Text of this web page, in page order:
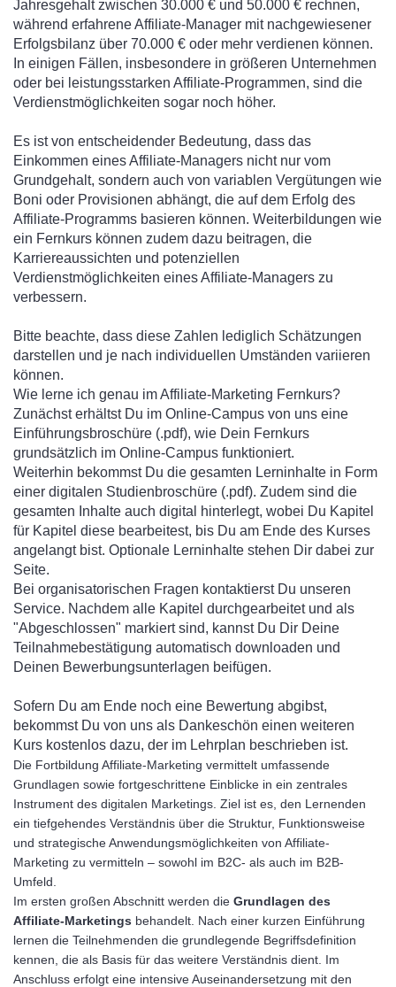
Jahresgehalt zwischen 30.000 € und 50.000 € rechnen,
während erfahrene Affiliate-Manager mit nachgewiesener
Erfolgsbilanz über 70.000 € oder mehr verdienen können.
In einigen Fällen, insbesondere in größeren Unternehmen
oder bei leistungsstarken Affiliate-Programmen, sind die
Verdienstmöglichkeiten sogar noch höher.
Es ist von entscheidender Bedeutung, dass das
Einkommen eines Affiliate-Managers nicht nur vom
Grundgehalt, sondern auch von variablen Vergütungen wie
Boni oder Provisionen abhängt, die auf dem Erfolg des
Affiliate-Programms basieren können. Weiterbildungen wie
ein Fernkurs können zudem dazu beitragen, die
Karriereaussichten und potenziellen
Verdienstmöglichkeiten eines Affiliate-Managers zu
verbessern.
Bitte beachte, dass diese Zahlen lediglich Schätzungen
darstellen und je nach individuellen Umständen variieren
können.
Wie lerne ich genau im Affiliate-Marketing Fernkurs?
Zunächst erhältst Du im Online-Campus von uns eine
Einführungsbroschüre (.pdf), wie Dein Fernkurs
grundsätzlich im Online-Campus funktioniert.
Weiterhin bekommst Du die gesamten Lerninhalte in Form
einer digitalen Studienbroschüre (.pdf). Zudem sind die
gesamten Inhalte auch digital hinterlegt, wobei Du Kapitel
für Kapitel diese bearbeitest, bis Du am Ende des Kurses
angelangt bist. Optionale Lerninhalte stehen Dir dabei zur
Seite.
Bei organisatorischen Fragen kontaktierst Du unseren
Service. Nachdem alle Kapitel durchgearbeitet und als
"Abgeschlossen" markiert sind, kannst Du Dir Deine
Teilnahmebestätigung automatisch downloaden und
Deinen Bewerbungsunterlagen beifügen.
Sofern Du am Ende noch eine Bewertung abgibst,
bekommst Du von uns als Dankeschön einen weiteren
Kurs kostenlos dazu, der im Lehrplan beschrieben ist.
Die Fortbildung Affiliate-Marketing vermittelt umfassende
Grundlagen sowie fortgeschrittene Einblicke in ein zentrales
Instrument des digitalen Marketings. Ziel ist es, den Lernenden
ein tiefgehendes Verständnis über die Struktur, Funktionsweise
und strategische Anwendungsmöglichkeiten von Affiliate-
Marketing zu vermitteln – sowohl im B2C- als auch im B2B-
Umfeld.
Im ersten großen Abschnitt werden die Grundlagen des
Affiliate-Marketings behandelt. Nach einer kurzen Einführung
lernen die Teilnehmenden die grundlegende Begriffsdefinition
kennen, die als Basis für das weitere Verständnis dient. Im
Anschluss erfolgt eine intensive Auseinandersetzung mit den